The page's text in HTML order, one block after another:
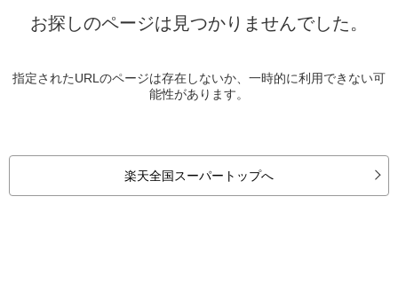
お探しのページは見つかりませんでした。
指定されたURLのページは存在しないか、一時的に利用できない可
能性があります。
楽天全国スーパートップへ